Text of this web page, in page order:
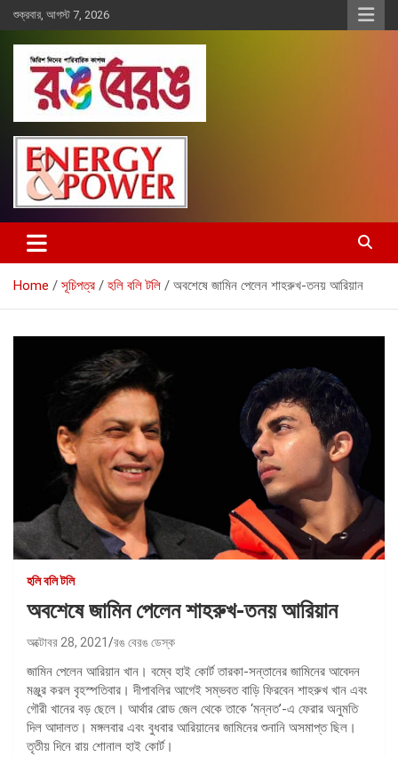
Skip
to
content
শুক্রবার, আগস্ট 7, 2026
রঙ বেরঙ
Home সূচিপত্র হলি বলি টলি অবশেষে জামিন পেলেন শাহরুখ-তনয় আরিয়ান
হলি বলি টলি
অবশেষে জামিন পেলেন শাহরুখ-তনয় আরিয়ান
অক্টোবর 28, 2021 রঙ বেরঙ ডেস্ক
জামিন পেলেন আরিয়ান খান। বম্বে হাই কোর্ট তারকা-সন্তানের জামিনের আবেদন
মঞ্জুর করল বৃহস্পতিবার। দীপাবলির আগেই সম্ভবত বাড়ি ফিরবেন শাহরুখ খান এবং
গৌরী খানের বড় ছেলে। আর্থার রোড জেল থেকে তাকে ‘মন্নত’-এ ফেরার অনুমতি
দিল আদালত। মঙ্গলবার এবং বুধবার আরিয়ানের জামিনের শুনানি অসমাপ্ত ছিল।
তৃতীয় দিনে রায় শোনাল হাই কোর্ট।